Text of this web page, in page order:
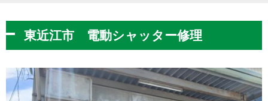
東近江市 電動シャッター修理